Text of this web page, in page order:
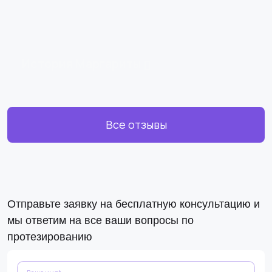
Все отзывы
Отправьте заявку на бесплатную консультацию и
мы ответим на все ваши вопросы по
протезированию
Оставьте